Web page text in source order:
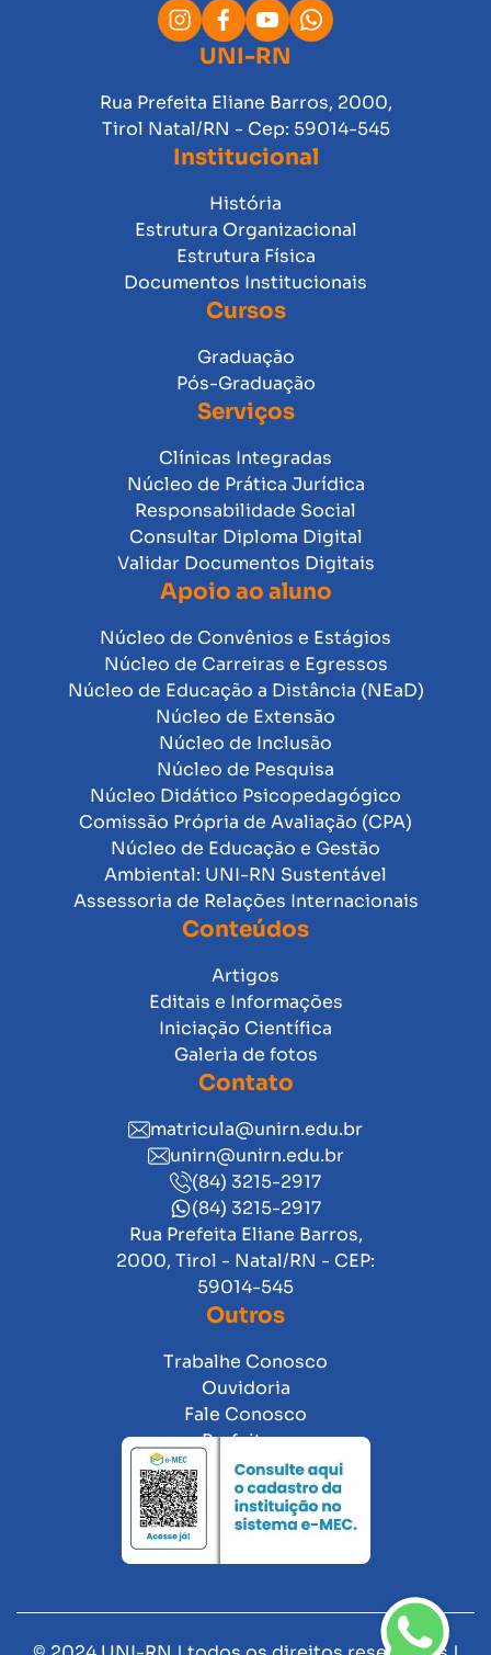
UNI-RN
Rua Prefeita Eliane Barros, 2000,
Tirol Natal/RN - Cep: 59014-545
Institucional
História
Estrutura Organizacional
Estrutura Física
Documentos Institucionais
Cursos
Graduação
Pós-Graduação
Serviços
Clínicas Integradas
Núcleo de Prática Jurídica
Responsabilidade Social
Consultar Diploma Digital
Validar Documentos Digitais
Apoio ao aluno
Núcleo de Convênios e Estágios
Núcleo de Carreiras e Egressos
Núcleo de Educação a Distância (NEaD)
Núcleo de Extensão
Núcleo de Inclusão
Núcleo de Pesquisa
Núcleo Didático Psicopedagógico
Comissão Própria de Avaliação (CPA)
Núcleo de Educação e Gestão
Ambiental: UNI-RN Sustentável
Assessoria de Relações Internacionais
Conteúdos
Artigos
Editais e Informações
Iniciação Científica
Galeria de fotos
Contato
matricula@unirn.edu.br
unirn@unirn.edu.br
(84) 3215-2917
(84) 3215-2917
Rua Prefeita Eliane Barros,
2000, Tirol - Natal/RN - CEP:
59014-545
Outros
Trabalhe Conosco
Ouvidoria
Fale Conosco
Prefeitura